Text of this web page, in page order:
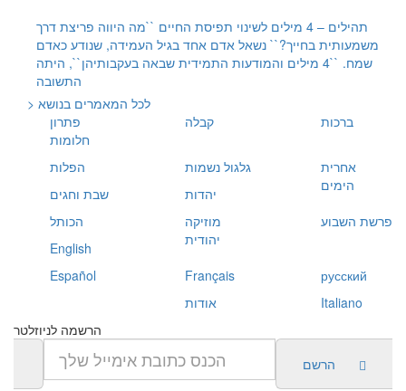
תהילים – 4 מילים לשינוי תפיסת החיים
``מה היווה פריצת דרך
משמעותית בחייך?`` נשאל אדם אחד בגיל העמידה, שנודע כאדם
שמח. ``4 מילים והמודעות התמידית שבאה בעקבותיהן``, היתה
התשובה
> לכל המאמרים בנושא
ברכות
קבלה
פתרון
חלומות
אחרית
הימים
גלגול נשמות
הפלות
יהדות
שבת וחגים
פרשת השבוע
מוזיקה
יהודית
הכותל
English
русский
Français
Español
Italiano
אודות
הרשמה לניוזלטר
הרשם